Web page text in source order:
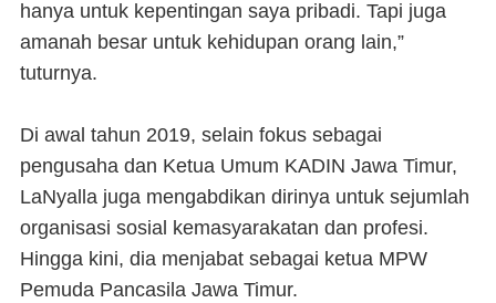
hanya untuk kepentingan saya pribadi. Tapi juga
amanah besar untuk kehidupan orang lain,”
tuturnya.
Di awal tahun 2019, selain fokus sebagai
pengusaha dan Ketua Umum KADIN Jawa Timur,
LaNyalla juga mengabdikan dirinya untuk sejumlah
organisasi sosial kemasyarakatan dan profesi.
Hingga kini, dia menjabat sebagai ketua MPW
Pemuda Pancasila Jawa Timur.